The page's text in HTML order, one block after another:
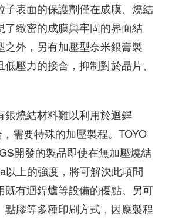
子表面的保護劑僅在成膜、燒結
了緻密的成膜與牢固的界面結
之外，另有加壓型奈米銀膏製
壓力的接合，抑制對於晶片、
銀燒結材料難以利用於迴銲
需要特殊的加壓製程。TOYO
開發的製品即使在無加壓燒結
以上的強度，將可解決此項問
既有迴銲爐等設備的優點。另可
點膠等多種印刷方式，因應製程